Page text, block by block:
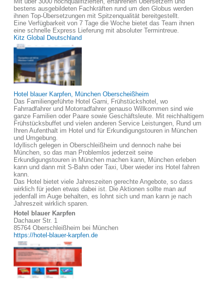
bestens ausgebildeten Fachkräften rund um den Globus werden
ihnen Top-Übersetzungen mit Spitzenqualität bereitgestellt.
Eine Verfügbarkeit von 7 Tage die Woche bietet das Team ihnen
eine schnelle Express Lieferung mit absoluter Termintreue.
Kitz Global Deutschland
Hotel blauer Karpfen, München Oberscheißheim
Das Familiengeführte Hotel Garni, Frühstückshotel, wo
Fahrradfahrer und Motorradfahrer genauso Willkommen sind wie
ganze Familien oder Paare sowie Geschäftsleute. Mit reichhaltigem
Frühstücksbuffet und vielen anderen Service Leistungen, Rund um
Ihren Aufenthalt im Hotel und für Erkundigungstouren in München
und Umgebung.
Idyllisch gelegen in Oberschleißheim und dennoch nahe bei
München, so das man Problemlos jederzeit seine
Erkundigungstouren in München machen kann, München erleben
kann und dann mit S-Bahn oder Taxi, Uber wieder ins Hotel fahren
kann.
Das Hotel bietet viele Jahreszeiten gerechte Angebote, so dass
wirklich für jeden etwas dabei ist. Die Aktionen sollte man auf
jedenfall im Auge behalten, es lohnt sich und man kann je nach
Jahreszeit wirklich sparen.
Hotel blauer Karpfen
Dachauer Str. 1
85764 Oberschleißheim bei München
https://hotel-blauer-karpfen.de